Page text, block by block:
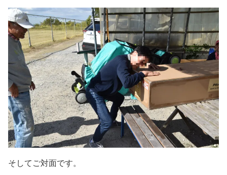
そしてご対面です。